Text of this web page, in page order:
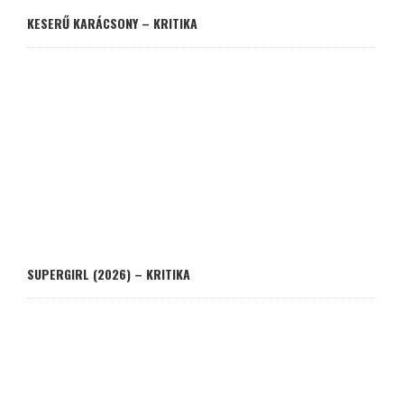
KESERŰ KARÁCSONY – KRITIKA
SUPERGIRL (2026) – KRITIKA